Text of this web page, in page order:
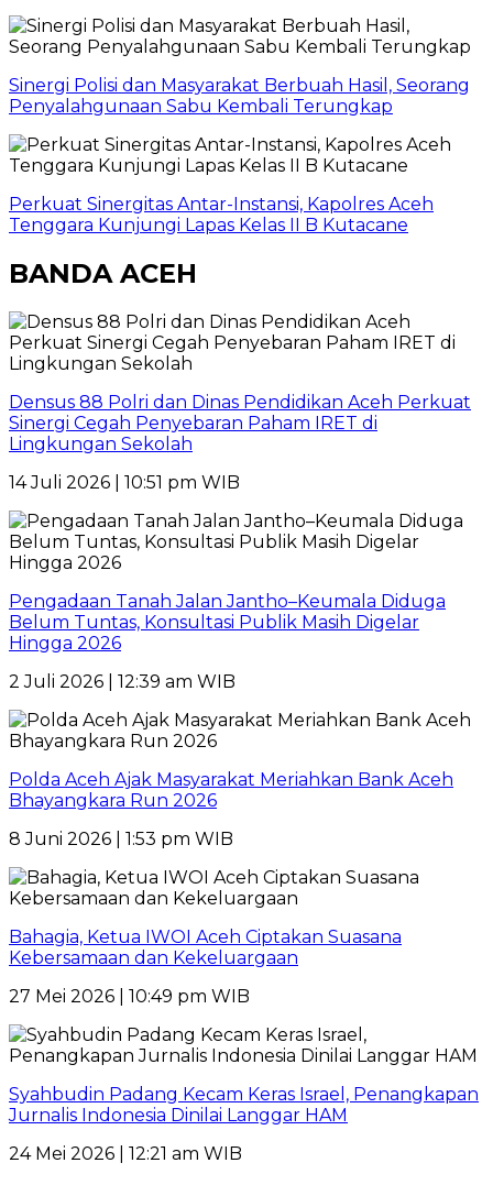
Sinergi Polisi dan Masyarakat Berbuah Hasil, Seorang
Penyalahgunaan Sabu Kembali Terungkap
Perkuat Sinergitas Antar-Instansi, Kapolres Aceh
Tenggara Kunjungi Lapas Kelas II B Kutacane
BANDA ACEH
Densus 88 Polri dan Dinas Pendidikan Aceh Perkuat
Sinergi Cegah Penyebaran Paham IRET di
Lingkungan Sekolah
14 Juli 2026 | 10:51 pm WIB
Pengadaan Tanah Jalan Jantho–Keumala Diduga
Belum Tuntas, Konsultasi Publik Masih Digelar
Hingga 2026
2 Juli 2026 | 12:39 am WIB
Polda Aceh Ajak Masyarakat Meriahkan Bank Aceh
Bhayangkara Run 2026
8 Juni 2026 | 1:53 pm WIB
Bahagia, Ketua IWOI Aceh Ciptakan Suasana
Kebersamaan dan Kekeluargaan
27 Mei 2026 | 10:49 pm WIB
Syahbudin Padang Kecam Keras Israel, Penangkapan
Jurnalis Indonesia Dinilai Langgar HAM
24 Mei 2026 | 12:21 am WIB